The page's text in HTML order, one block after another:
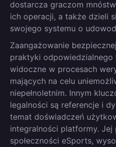
dostarcza graczom
ich operacji, a także dzieli
swojego systemu o
Zaangażowanie
praktyki odpowiedzialnego
widoczne w procesach
mających na celu
niepełnoletnim. Innym
legalności są referencje i
temat doświadczeń
integralności platformy. Jej
społeczności eSports,